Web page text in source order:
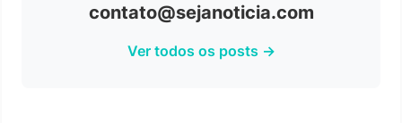
contato@sejanoticia.com
Ver todos os posts →